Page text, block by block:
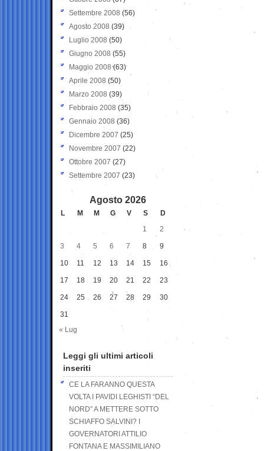
Settembre 2008 (56)
Agosto 2008 (39)
Luglio 2008 (50)
Giugno 2008 (55)
Maggio 2008(63)
Aprile 2008 (50)
Marzo 2008 (39)
Febbraio 2008 (35)
Gennaio 2008 (36)
Dicembre 2007 (25)
Novembre 2007 (22)
Ottobre 2007 (27)
Settembre 2007 (23)
Agosto 2026
L M M G V S
D
1
2
3 4 5 6 7 8 9
10 11 12 13 14 15 16
17 18 19 20 21 22 23
24 25 26 27 28 29 30
31
« Lug
Leggi gli ultimi articoli
inseriti
CE LA FARANNO QUESTA
VOLTA I PAVIDI LEGHISTI “DEL
NORD” A METTERE SOTTO
SCHIAFFO SALVINI? I
GOVERNATORI ATTILIO
FONTANA E MASSIMILIANO